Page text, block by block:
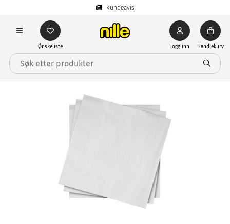
Kundeavis
Ønskeliste Logg inn Handlekurv